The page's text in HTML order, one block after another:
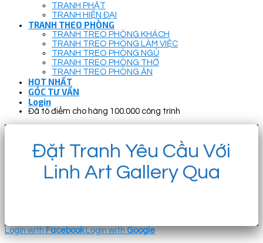
TRANH PHẬT
TRANH HIỆN ĐẠI
TRANH THEO PHÒNG
TRANH TREO PHÒNG KHÁCH
TRANH TREO PHÒNG LÀM VIỆC
TRANH TREO PHÒNG NGỦ
TRANH TREO PHÒNG THỜ
TRANH TREO PHÒNG ĂN
HOT NHẤT
GÓC TƯ VẤN
Login
Đã tô điểm cho hàng 100.000 công trình
Đặt Tranh Yêu Cầu Với
Linh Art Gallery Qua
Login withFacebook Login withGoogle